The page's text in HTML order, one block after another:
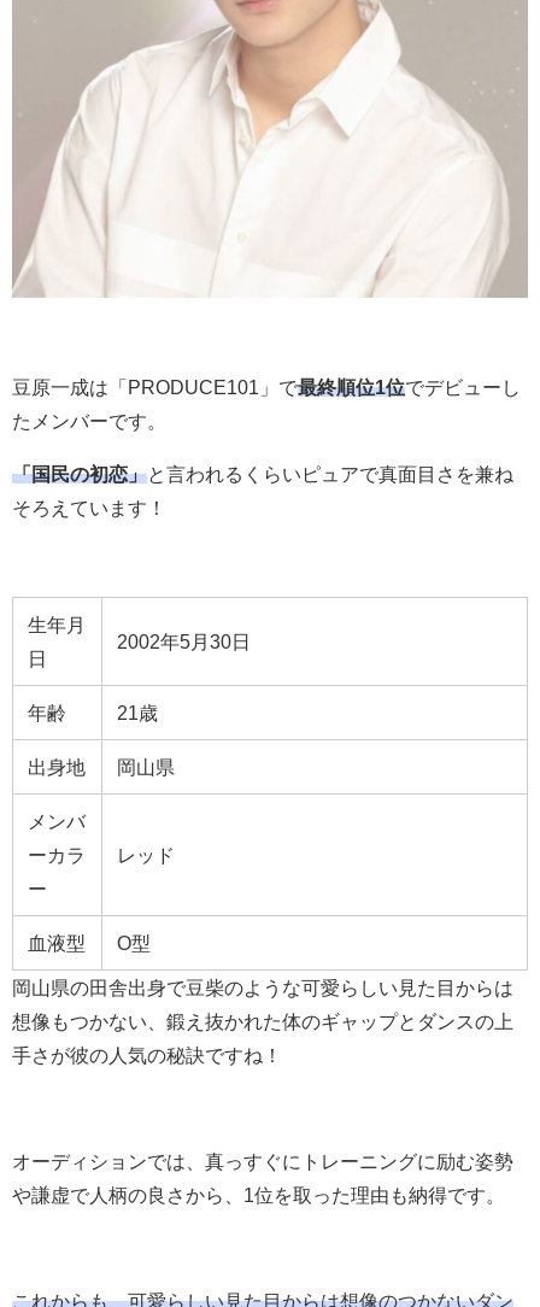
豆原一成は「PRODUCE101」で最終順位1位でデビューし
たメンバーです。
「国民の初恋」と言われるくらいピュアで真面目さを兼ね
そろえています！
生年月
日
2002年5月30日
年齢 21歳
出身地 岡山県
メンバ
ーカラ
ー
レッド
血液型 O型
岡山県の田舎出身で豆柴のような可愛らしい見た目からは
想像もつかない、鍛え抜かれた体のギャップとダンスの上
手さが彼の人気の秘訣ですね！
オーディションでは、真っすぐにトレーニングに励む姿勢
や謙虚で人柄の良さから、1位を取った理由も納得です。
これからも、可愛らしい見た目からは想像のつかないダン